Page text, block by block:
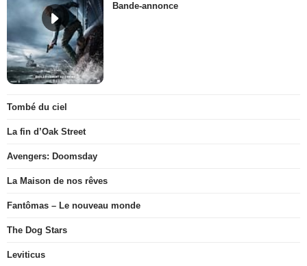
Bande-annonce
Tombé du ciel
La fin d’Oak Street
Avengers: Doomsday
La Maison de nos rêves
Fantômas – Le nouveau monde
The Dog Stars
Leviticus